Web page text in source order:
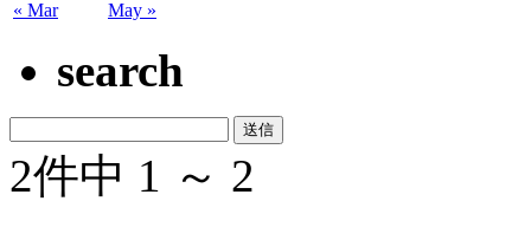
« Mar May »
search
2件中 1 ～ 2